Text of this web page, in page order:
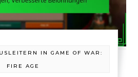
IN GAME OF WAR:
FIRE AGE